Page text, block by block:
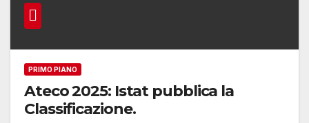
PRIMO PIANO
Ateco 2025: Istat pubblica la
Classificazione.